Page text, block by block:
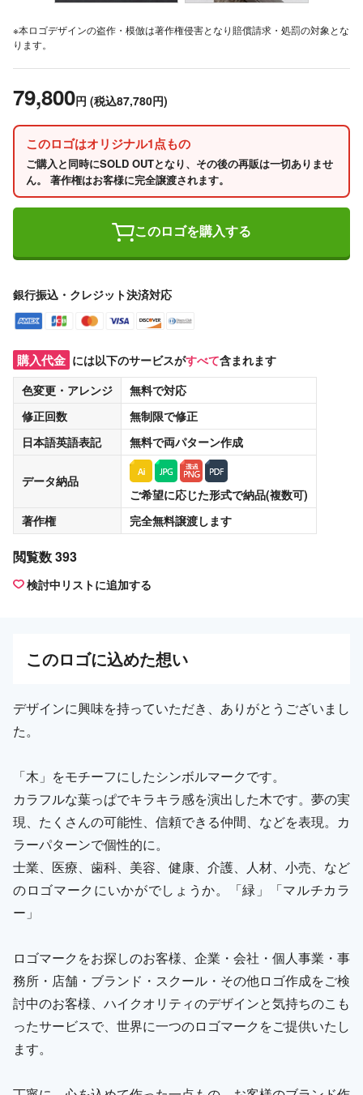
※本ロゴデザインの盗作・模倣は著作権侵害となり賠償請求・処罰の対象とな
ります。
79,800円 (税込87,780円)
このロゴはオリジナル1点もの
ご購入と同時にSOLD OUTとなり、その後の再販は一切ありませ
ん。 著作権はお客様に完全譲渡されます。
このロゴを購入する
銀行振込・クレジット決済対応
購入代金 には以下のサービスがすべて含まれます
色変更・アレンジ
無料で対応
修正回数
無制限で修正
日本語英語表記
無料で両パターン作成
データ納品
ご希望に応じた形式で納品(複数可)
著作権
完全無料譲渡します
閲覧数 393
検討中リストに追加する
このロゴに込めた想い
デザインに興味を持っていただき、ありがとうございまし
た。
「木」をモチーフにしたシンボルマークです。
カラフルな葉っぱでキラキラ感を演出した木です。夢の実
現、たくさんの可能性、信頼できる仲間、などを表現。カ
ラーパターンで個性的に。
士業、医療、歯科、美容、健康、介護、人材、小売、など
のロゴマークにいかがでしょうか。「緑」「マルチカラ
ー」
ロゴマークをお探しのお客様、企業・会社・個人事業・事
務所・店舗・ブランド・スクール・その他ロゴ作成をご検
討中のお客様、ハイクオリティのデザインと気持ちのこも
ったサービスで、世界に一つのロゴマークをご提供いたし
ます。